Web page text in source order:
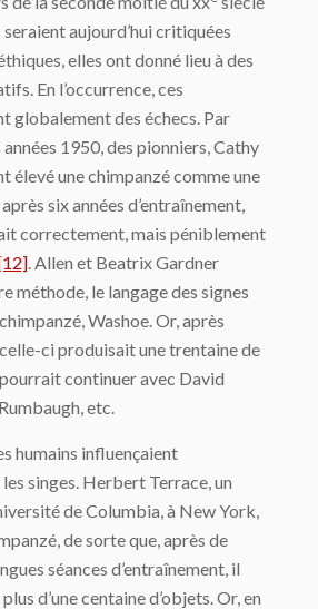
seraient aujourd’hui critiquées
elles ont donné lieu à des
En l’occurrence, ces
globalement des échecs. Par
1950, des pionniers, Cathy
élevé une chimpanzé comme une
six années d’entraînement,
correctement, mais péniblement
. Allen et Beatrix Gardner
méthode, le langage des signes
Washoe. Or, après
ci produisait une trentaine de
pourrait continuer avec David
etc.
humains influençaient
singes. Herbert Terrace, un
de Columbia, à New York,
de sorte que, après de
séances d’entraînement, il
d’une centaine d’objets. Or, en